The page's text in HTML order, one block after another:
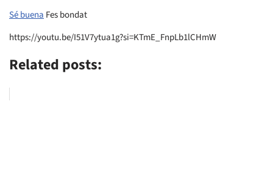
Sé buena Fes bondat
https://youtu.be/I51V7ytua1g?si=KTmE_FnpLb1lCHmW
Related posts: